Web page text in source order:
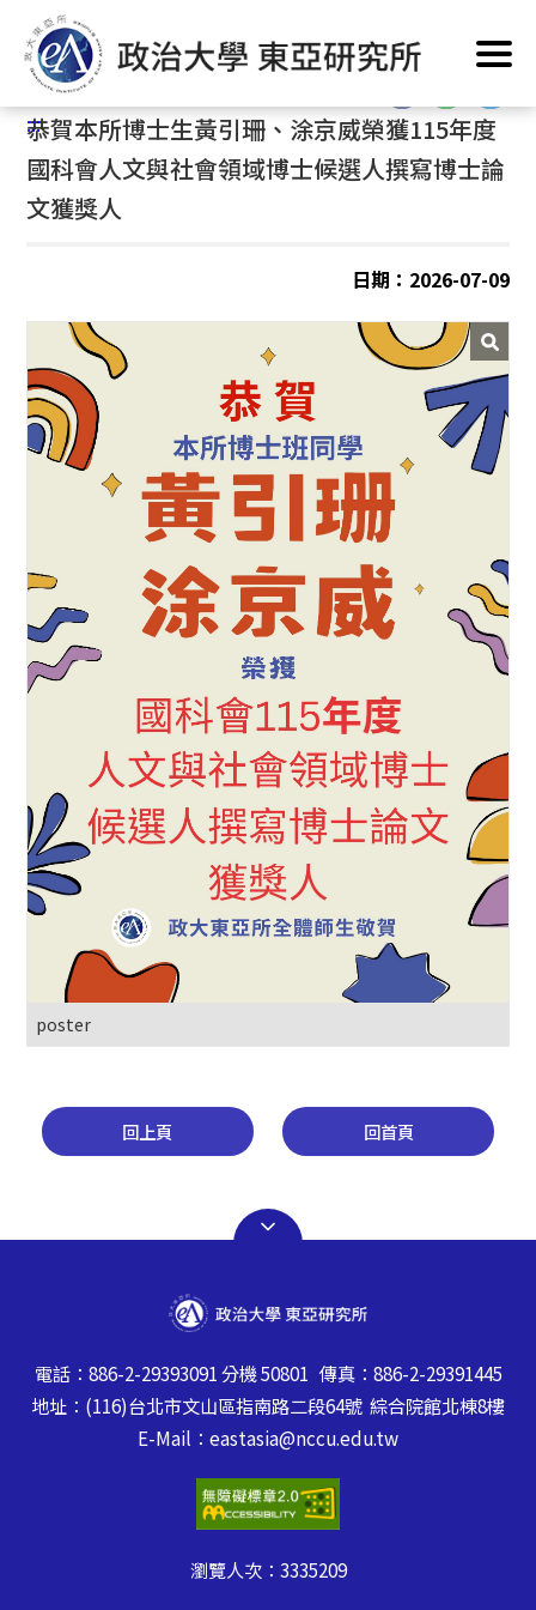
到
要
內
容
塊
首頁/
:::
:::
恭賀本所博士生黃引珊、涂京威榮獲115年度
國科會人文與社會領域博士候選人撰寫博士論
文獲獎人
日期：2026-07-09
poster
回上頁 回首頁
電話：886-2-29393091 分機 50801 傳真：886-2-29391445
地址：(116)台北市文山區指南路二段64號 綜合院館北棟8樓
E-Mail：eastasia@nccu.edu.tw
瀏覽人次： 3335209